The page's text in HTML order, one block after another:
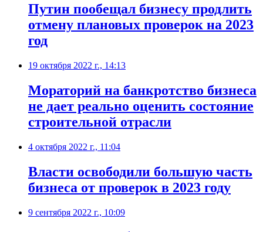
Путин пообещал бизнесу продлить
отмену плановых проверок на 2023
год
19 октября 2022 г., 14:13
​Мораторий на банкротство бизнеса
не дает реально оценить состояние
строительной отрасли
4 октября 2022 г., 11:04
Власти освободили большую часть
бизнеса от проверок в 2023 году
9 сентября 2022 г., 10:09